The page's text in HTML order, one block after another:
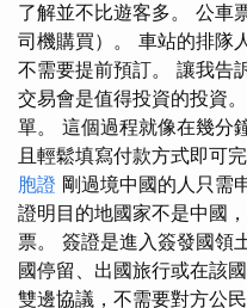
了解並不比遊客多。 公車
司機購買）。 車站的排隊
不需要提前預訂。 讓我告
交易會是值得投資的投資
單。 這個過程就像在幾分
且輕鬆填寫付款方式即可
胞證 剛過境中國的人只需
證明目的地國家不是中國
票。 簽證是進入簽發國領
國停留、出國旅行或在該
雙邊協議，不需要對方公